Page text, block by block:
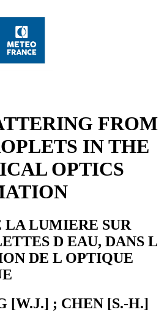
FROM
IN THE
OPTICS
LA LUMIERE SUR
D EAU, DANS L
DE L OPTIQUE
[W.J.] ; CHEN [S.-H.]